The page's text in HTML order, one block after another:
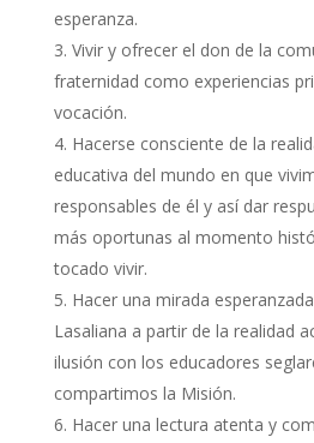
esperanza.
Vivir y ofrecer el don de la
fraternidad como experiencias
vocación.
Hacerse consciente de la
educativa del mundo en que
responsables de él y así dar
más oportunas al momento
tocado vivir.
Hacer una mirada
Lasaliana a partir de la realidad
ilusión con los educadores
compartimos la Misión.
Hacer una lectura atenta y